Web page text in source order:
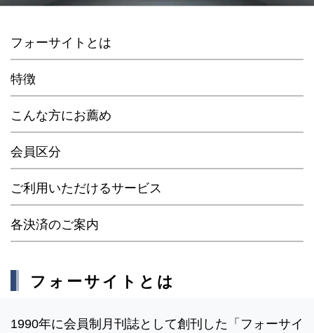
フォーサイトとは
特徴
こんな方にお薦め
会員区分
ご利用いただけるサービス
各決済のご案内
フォーサイトとは
1990年に会員制月刊誌として創刊した「フォーサイ